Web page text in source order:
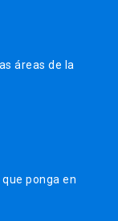
áreas de la
ponga en